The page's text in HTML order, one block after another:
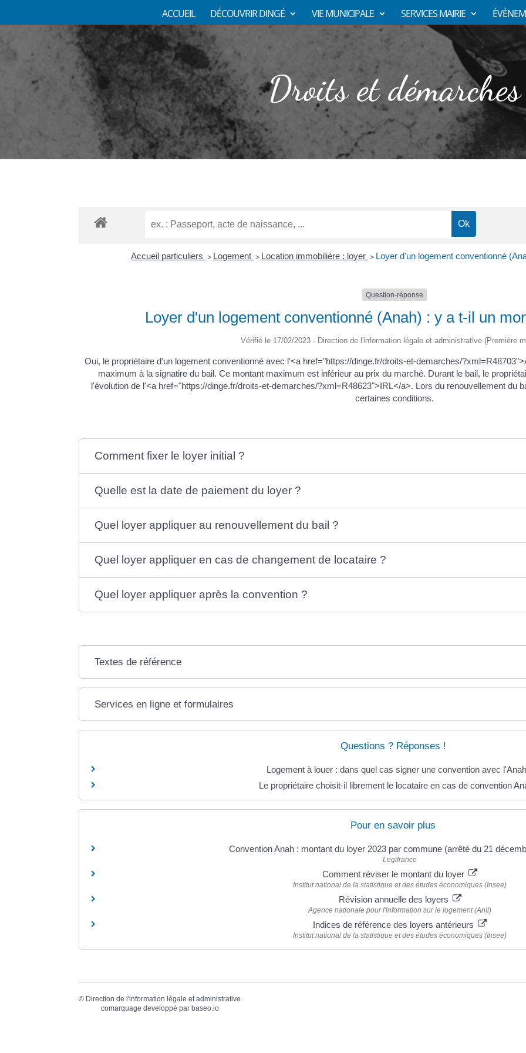
ACCUEIL DÉCOUVRIR DINGÉ VIE MUNICIPALE SERVICES MAIRIE
Droits et démarches
Accueil particuliers > Logement > Location immobilière : loyer > Loyer d'un logement conventionné
Question-réponse
Loyer d'un logement conventionné (Anah) : y a t-il un
Vérifié le 17/02/2023 - Direction de l'information légale et administrative (Première
Oui, le propriétaire d'un logement conventionné avec l'<a href="https://dinge.fr/droits-et-demarches/
maximum à la signatire du bail. Ce montant maximum est inférieur au prix du marché. Durant le bail, le
l'évolution de l'<a href="https://dinge.fr/droits-et-demarches/?xml=R48623">IRL</a>. Lors du renouvellement du
certaines conditions.
Comment fixer le loyer initial ?
Quelle est la date de paiement du loyer ?
Quel loyer appliquer au renouvellement du bail ?
Quel loyer appliquer en cas de changement de locataire ?
Quel loyer appliquer après la convention ?
Textes de référence
Services en ligne et formulaires
Questions ? Réponses !
Logement à louer : dans quel cas signer une convention avec
Le propriétaire choisit-il librement le locataire en cas de convention
Pour en savoir plus
Convention Anah : montant du loyer 2023 par commune (arrêté du 21
Legifrance
Comment réviser le montant du loyer
Institut national de la statistique et des études économiques (Insee)
Révision annuelle des loyers
Agence nationale pour l'information sur le logement (Anil)
Indices de référence des loyers antérieurs
Institut national de la statistique et des études économiques (Insee)
© Direction de l'information légale et administrative
comarquage developpé par baseo.io